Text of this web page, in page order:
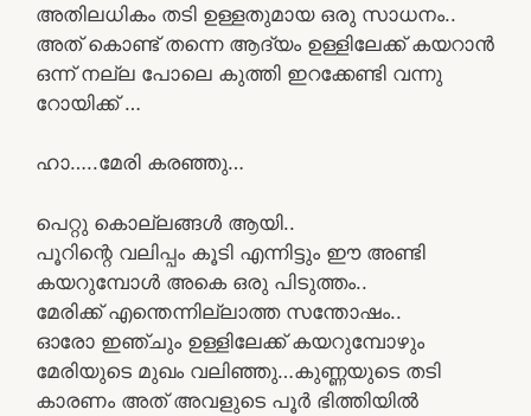
അതിലധികം തടി ഉള്ളതുമായ ഒരു സാധനം..
അത് കൊണ്ട് തന്നെ ആദ്യം ഉള്ളിലേക്ക് കയറാൻ
ഒന്ന് നല്ല പോലെ കുത്തി ഇറക്കേണ്ടി വന്നു
റോയിക്ക് …
ഹാ…..മേരി കരഞ്ഞു…
പെറ്റു കൊല്ലങ്ങൾ ആയി..
പൂറിന്റെ വലിപ്പം കൂടി എന്നിട്ടും ഈ അണ്ടി
കയറുമ്പോൾ അകെ ഒരു പിടുത്തം..
മേരിക്ക് എന്തെന്നില്ലാത്ത സന്തോഷം..
ഓരോ ഇഞ്ചും ഉള്ളിലേക്ക് കയറുമ്പോഴും
മേരിയുടെ മുഖം വലിഞ്ഞു…കുണ്ണയുടെ തടി
കാരണം അത് അവളുടെ പൂർ ഭിത്തിയിൽ